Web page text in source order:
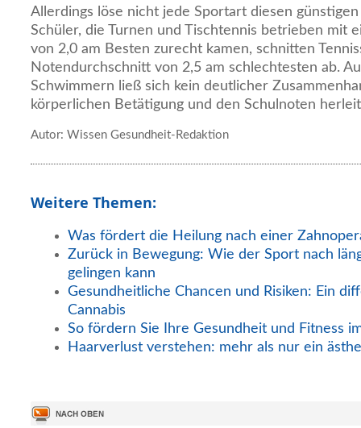
Allerdings löse nicht jede Sportart diesen
Schüler, die Turnen und Tischtennis betrieben mit
von 2,0 am Besten zurecht kamen, schnitten
Notendurchschnitt von 2,5 am schlechtesten ab.
Schwimmern ließ sich kein deutlicher
körperlichen Betätigung und den Schulnoten
Autor: Wissen Gesundheit-Redaktion
Weitere Themen:
Was fördert die Heilung nach einer
Zurück in Bewegung: Wie der Sport nach
gelingen kann
Gesundheitliche Chancen und Risiken: Ein
Cannabis
So fördern Sie Ihre Gesundheit und Fitness
Haarverlust verstehen: mehr als nur ein